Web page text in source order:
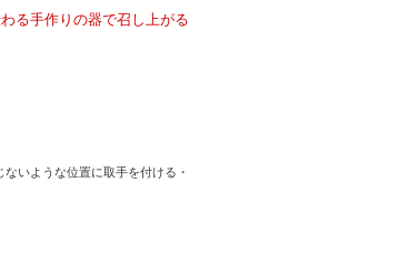
る手作りの器で召し上がる
いような位置に取手を付ける・